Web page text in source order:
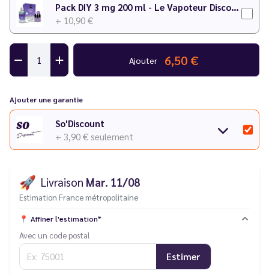
Pack DIY 3 mg 200 ml - Le Vapoteur Discount
+ 10,90 €
Ajouter 6,50 €
Ajouter une garantie
So'Discount
+ 3,90 € seulement
🚀 Livraison Mar. 11/08
Estimation France métropolitaine
📍 Affiner l'estimation*
Avec un code postal
Estimer